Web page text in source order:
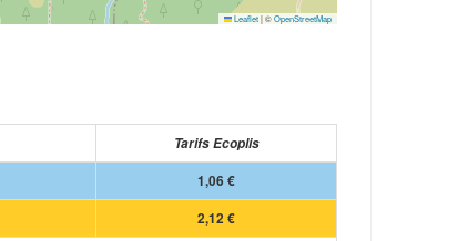
Leaflet|©OpenStreetMap
Tarifs Ecoplis
1,06 €
2,12 €